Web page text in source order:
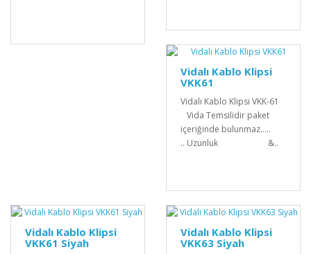
Vidalı Kablo Klipsi
VKK61
Vidalı Kablo Klipsi VKK-61
Vida Temsilidir paket
içeriğinde bulunmaz.....
.. Uzunluk &..
Vidalı Kablo Klipsi
VKK61 Siyah
Vidalı Kablo Klipsi
VKK63 Siyah